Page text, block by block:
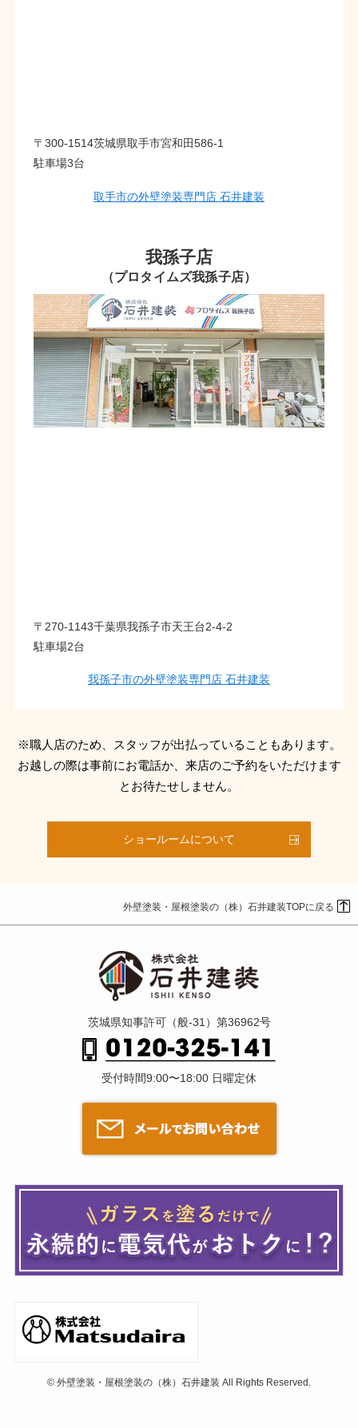
〒300-1514茨城県取手市宮和田586-1
駐車場3台
取手市の外壁塗装専門店 石井建装
我孫子店
（プロタイムズ我孫子店）
〒270-1143千葉県我孫子市天王台2-4-2
駐車場2台
我孫子市の外壁塗装専門店 石井建装
※職人店のため、スタッフが出払っていることもあります。
お越しの際は事前にお電話か、来店のご予約をいただけます
とお待たせしません。
ショールームについて
外壁塗装・屋根塗装の（株）石井建装TOPに戻る
茨城県知事許可（般-31）第36962号
受付時間9:00〜18:00 日曜定休
© 外壁塗装・屋根塗装の（株）石井建装 All Rights Reserved.